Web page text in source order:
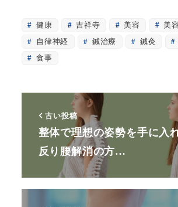
健康 吉祥寺 美容
美
自律神経
鍼治療 鍼灸
食事
古い投稿
整体で理想の姿勢を手に入
反り腰解消の方…